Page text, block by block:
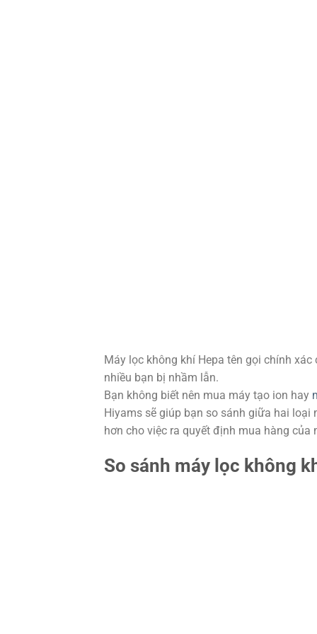
Máy lọc không khí Hepa tên gọi chính
nhiều bạn bị nhầm lẫn.
Bạn không biết nên mua máy tạo ion hay
Hiyams sẽ giúp bạn so sánh giữa hai
hơn cho việc ra quyết định mua hàng của
So sánh máy lọc không